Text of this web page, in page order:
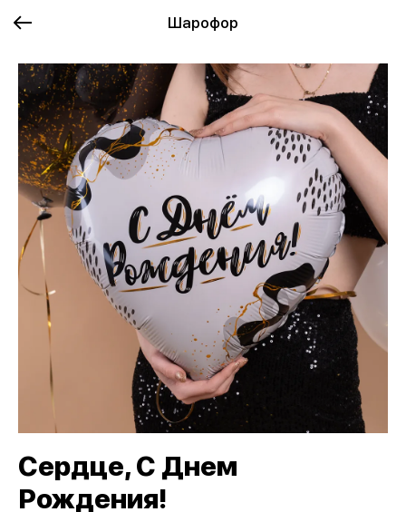
Шарофор
Сердце, С Днем
Рождения!